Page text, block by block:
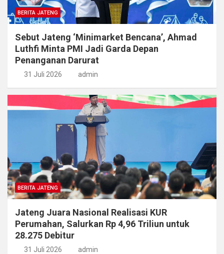
BERITA JATENG
Sebut Jateng ‘Minimarket Bencana’, Ahmad
Luthfi Minta PMI Jadi Garda Depan
Penanganan Darurat
31 Juli 2026 admin
BERITA JATENG
Jateng Juara Nasional Realisasi KUR
Perumahan, Salurkan Rp 4,96 Triliun untuk
28.275 Debitur
31 Juli 2026 admin